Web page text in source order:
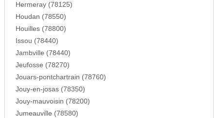
Hermeray (78125)
Houdan (78550)
Houilles (78800)
Issou (78440)
Jambville (78440)
Jeufosse (78270)
Jouars-pontchartrain (78760)
Jouy-en-josas (78350)
Jouy-mauvoisin (78200)
Jumeauville (78580)